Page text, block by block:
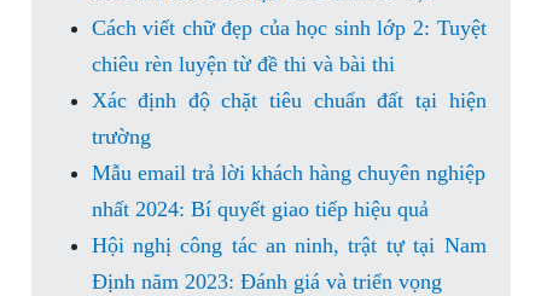
Cách viết chữ đẹp của học sinh lớp 2: Tuyệt
chiêu rèn luyện từ đề thi và bài thi
Xác định độ chặt tiêu chuẩn đất tại hiện
trường
Mẫu email trả lời khách hàng chuyên nghiệp
nhất 2024: Bí quyết giao tiếp hiệu quả
Hội nghị công tác an ninh, trật tự tại Nam
Định năm 2023: Đánh giá và triển vọng